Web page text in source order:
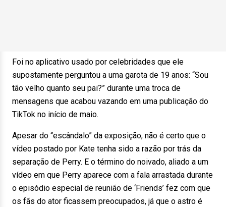
Foi no aplicativo usado por celebridades que ele
supostamente perguntou a uma garota de 19 anos: “Sou
tão velho quanto seu pai?” durante uma troca de
mensagens que acabou vazando em uma publicação do
TikTok no início de maio.
Apesar do “escândalo” da exposição, não é certo que o
vídeo postado por Kate tenha sido a razão por trás da
separação de Perry. E o término do noivado, aliado a um
vídeo em que Perry aparece com a fala arrastada durante
o episódio especial de reunião de ‘Friends’ fez com que
os fãs do ator ficassem preocupados, já que o astro é